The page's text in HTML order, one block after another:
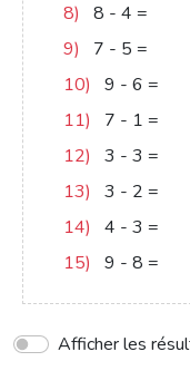
8)
8 - 4 =
9)
7 - 5 =
10)
9 - 6 =
11)
7 - 1 =
12)
3 - 3 =
13)
3 - 2 =
14)
4 - 3 =
15)
9 - 8 =
Afficher les